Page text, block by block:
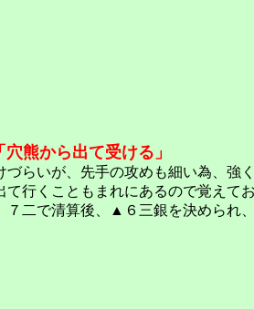
穴熊から出て受ける」
づらいが、先手の攻めも細い為、強
て行くこともまれにあるので覚えてお
７二で清算後、▲６三銀を決められ